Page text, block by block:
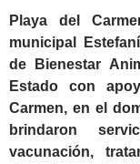
Playa del
municipal
de Bienestar
Estado con
Carmen, en el
brindaron
vacunación,